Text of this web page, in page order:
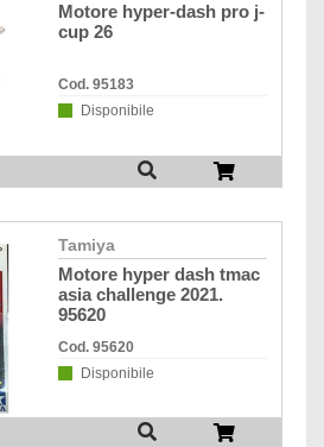
motore hyper-dash pro j-
cup 26
Cod. 95183
Disponibile
tamiya
motore hyper dash tmac
asia challenge 2021.
95620
Cod. 95620
Disponibile